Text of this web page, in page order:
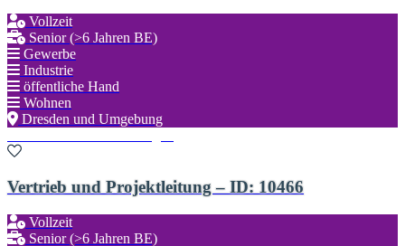
Vollzeit
Senior (>6 Jahren BE)
Gewerbe
Industrie
öffentliche Hand
Wohnen
Dresden und Umgebung
Vertrieb und Projektleitung – ID: 10466
Vollzeit
Senior (>6 Jahren BE)